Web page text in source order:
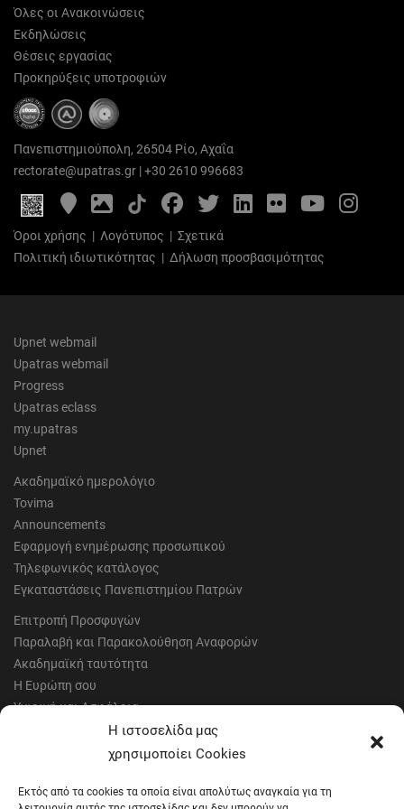
Η ιστοσελίδα μας
χρησιμοποίει Cookies
Εκτός από τα cookies τα οποία είναι απολύτως αναγκαία για τη
Όλες οι Ανακοινώσεις
Εκδηλώσεις
Θέσεις εργασίας
Προκηρύξεις υποτροφιών
Πανεπιστημιούπολη, 26504 Ρίο, Αχαΐα
rectorate@upatras.gr |+30 2610 996683
Google
Maps
Photo
Gallery
FacebookTwitterLinkedIn
FlickrYouTube
Όροι χρήσης | Λογότυπος | Σχετικά
Πολιτική ιδιωτικότητας | Δήλωση προσβασιμότητας
Upnet webmail
Upatras webmail
Progress
Upatras eclass
my.upatras
Upnet
Ακαδημαϊκό ημερολόγιο
Tovima
Announcements
Εφαρμογή ενημέρωσης προσωπικού
Τηλεφωνικός κατάλογος
Εγκαταστάσεις Πανεπιστημίου Πατρών
Επιτροπή Προσφυγών
Παραλαβή και Παρακολούθηση Αναφορών
Ακαδημαϊκή ταυτότητα
Η Ευρώπη σου
Υγιεινή και Ασφάλεια
Έντυπα Οικονομικής Υπηρεσίας
Έντυπα Διοικητικών Υπηρεσιών
Μητρώα αξιολογητών